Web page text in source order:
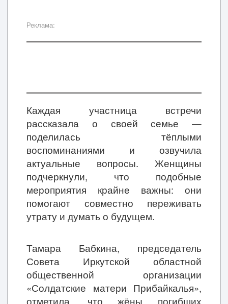
Реклама:
Каждая участница встречи
рассказала о своей семье —
поделилась тёплыми
воспоминаниями и озвучила
актуальные вопросы. Женщины
подчеркнули, что подобные
мероприятия крайне важны: они
помогают совместно переживать
утрату и думать о будущем.
Тамара Бабкина, председатель
Совета Иркутской областной
общественной организации
«Солдатские матери Прибайкалья»,
отметила, что жёны погибших